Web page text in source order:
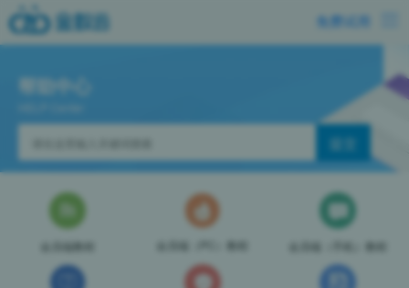
免费试用
帮助中心
会员端教程 会员端（PC）教程 会员端（手机）教程